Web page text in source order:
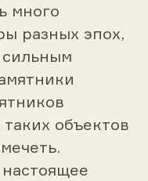
много
разных эпох,
объектов